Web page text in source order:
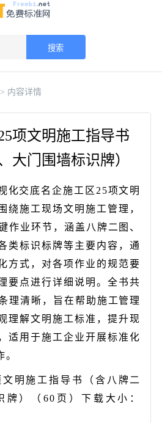
搜索
内容详情
项文明施工指导书
大门围墙标识牌）
化交底名企施工区25项文明
绕施工现场文明施工管理，
作业环节，涵盖八牌二图、
类标识标牌等主要内容，通
方式，对各项作业的规范要
要点进行详细说明。全书共
理清晰，旨在帮助施工管理
理解文明施工标准，提升现
适用于施工企业开展标准化
明施工指导书（含八牌二
牌）（60页）下载大小：